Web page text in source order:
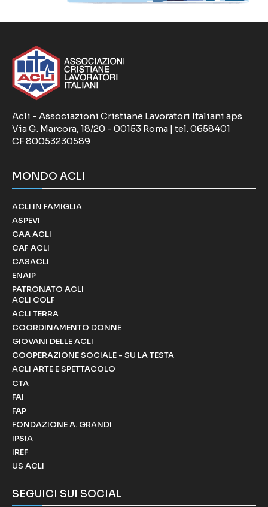
Acli - Associazioni Cristiane Lavoratori Italiani aps
Via G. Marcora, 18/20 - 00153 Roma | tel. 0658401
CF 80053230589
MONDO ACLI
ACLI IN FAMIGLIA
ASPEVI
CAA ACLI
CAF ACLI
CASACLI
ENAIP
PATRONATO ACLI
ACLI COLF
ACLI TERRA
COORDINAMENTO DONNE
GIOVANI DELLE ACLI
COOPERAZIONE SOCIALE - SU LA TESTA
ACLI ARTE E SPETTACOLO
CTA
FAI
FAP
FONDAZIONE A. GRANDI
IPSIA
IREF
US ACLI
SEGUICI SUI SOCIAL